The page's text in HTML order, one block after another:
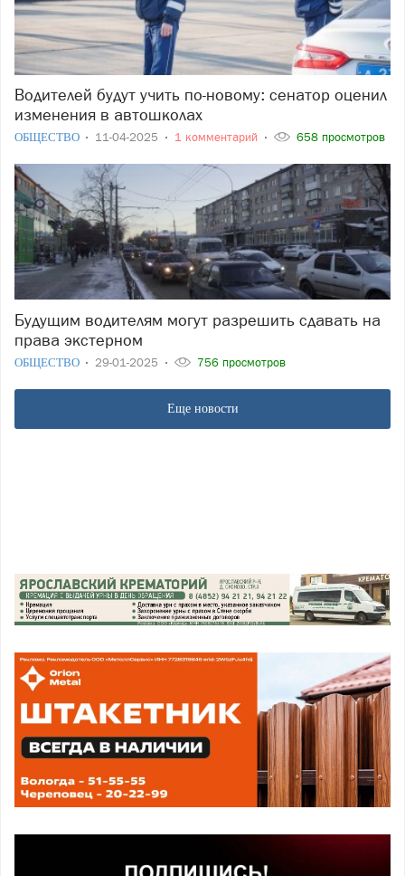
Водителей будут учить по-новому: сенатор оценил
изменения в автошколах
ОБЩЕСТВО 11-04-2025 1 комментарий 658 просмотров
Будущим водителям могут разрешить сдавать на
права экстерном
ОБЩЕСТВО 29-01-2025 756 просмотров
Еще новости